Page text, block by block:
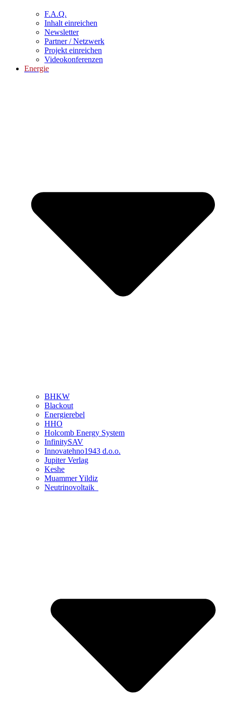
F.A.Q.
Inhalt einreichen
Newsletter
Partner / Netzwerk
Projekt einreichen
Videokonferenzen
Energie
BHKW
Blackout
Energierebel
HHO
Holcomb Energy System
InfinitySAV
Innovatehno1943 d.o.o.
Jupiter Verlag
Keshe
Muammer Yildiz
Neutrinovoltaik